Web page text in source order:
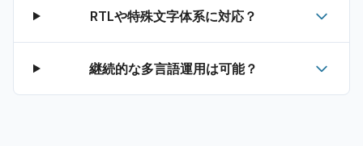
RTLや特殊文字体系に対応？
継続的な多言語運用は可能？